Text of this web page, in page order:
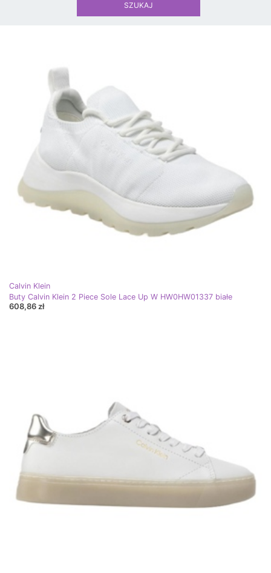
Calvin Klein
Buty Calvin Klein 2 Piece Sole Lace Up W HW0HW01337 białe
608,86 zł
SZUKAJ